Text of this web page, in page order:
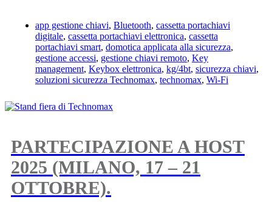
app gestione chiavi, Bluetooth, cassetta portachiavi
digitale, cassetta portachiavi elettronica, cassetta
portachiavi smart, domotica applicata alla sicurezza,
gestione accessi, gestione chiavi remoto, Key
management, Keybox elettronica, kg/4bt, sicurezza chiavi,
soluzioni sicurezza Technomax, technomax, Wi-Fi
PARTECIPAZIONE A HOST
2025 (MILANO, 17 – 21
OTTOBRE).